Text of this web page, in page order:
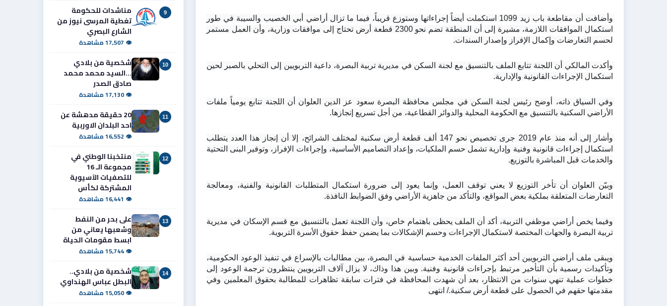
لحسم التعارضات وإكمال الإفراز وإصدار السندات.
استكمال الإجراءات القانونية والإدارية.
الأراضي السكنية بالتنسيق مع الحكومة المحلية والدوائر القطاعية، من أجل تسريع إنجازها.
والخدمات قبل المباشرة بالتوزيع.
التعارضات المتعلقة بملكية بعض المواقع، والتأكد من جاهزية الأراضي وفق الضوابط النافذة.
تربية البصرة والجهات المختصة لاستكمال الإجراءات وحسم الإشكالات بما يضمن حفظ حقوق الأسرة التربوية.
مقدمتها حقهم في الحصول على قطعة أرض سكنية./ انتهى
9
مناشدات للحكومة
تغطية المرسى نيوز من
الشارع البصري
👁 17,507 مشاهدة
10
شخصية من بلادي
...السيد محمد محمد
صادق الصدر
👁 17,130 مشاهدة
11
20 حقيقة مدهشة عن
احد البلدان الاوربية
👁 16,552 مشاهدة
12
منتخبنا الوطني في
مجموعة الـ 16
للتصفيات الآسيوية
المشتركة لكأس
👁 16,441 مشاهدة
13
على بحر من النفط
وشعبها يعاني من
ابسط مقومات الحياة
👁 15,744 مشاهدة
14
شخصية من بلادي..
البطل عباس الهنداوي
👁 15,050 مشاهدة